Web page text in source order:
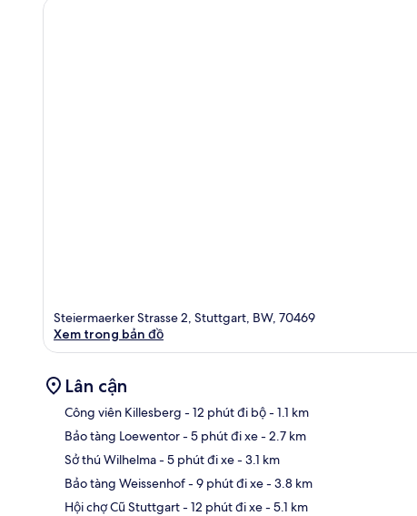
Steiermaerker Strasse 2, Stuttgart, BW, 70469
Xem trong bản đồ
Lân cận
Công viên Killesberg - 12 phút đi bộ- 1.1 km
Bảo tàng Loewentor- 5 phút đi xe- 2.7 km
Sở thú Wilhelma- 5 phút đi xe- 3.1 km
Bảo tàng Weissenhof- 9 phút đi xe- 3.8 km
Hội chợ Cũ Stuttgart- 12 phút đi xe- 5.1 km